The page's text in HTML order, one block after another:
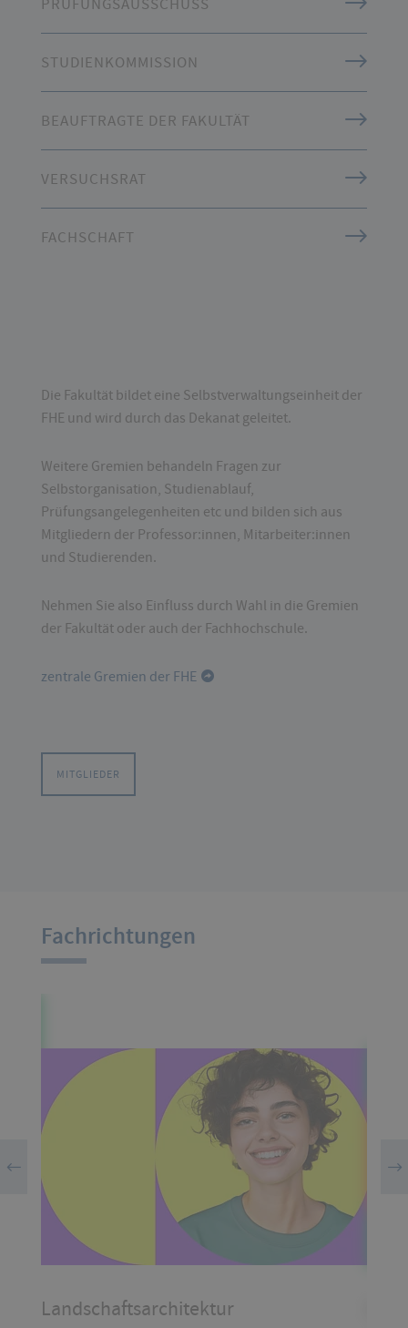
PRÜFUNGSAUSSCHUSS
STUDIENKOMMISSION
BEAUFTRAGTE DER FAKULTÄT
VERSUCHSRAT
FACHSCHAFT
Die Fakultät bildet eine Selbstverwaltungseinheit der
FHE und wird durch das Dekanat geleitet.
Weitere Gremien behandeln Fragen zur
Selbstorganisation, Studienablauf,
Prüfungsangelegenheiten etc und bilden sich aus
Mitgliedern der Professor:innen, Mitarbeiter:innen
und Studierenden.
Nehmen Sie also Einfluss durch Wahl in die Gremien
der Fakultät oder auch der Fachhochschule.
zentrale Gremien der FHE
MITGLIEDER
Fachrichtungen
Landschaftsarchitektur